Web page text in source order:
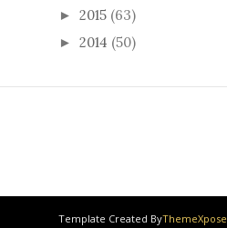
► 2015 (63)
► 2014 (50)
Template Created ByThemeXpose